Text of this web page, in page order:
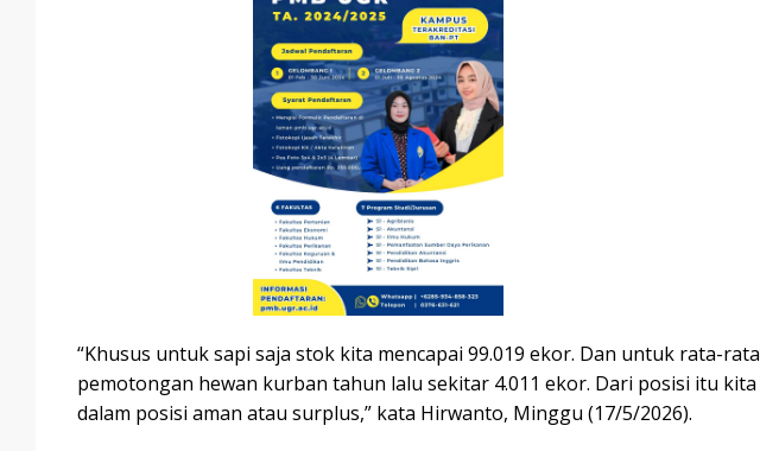
“Khusus untuk sapi saja stok kita mencapai 99.019 ekor. Dan untuk rata-rata
pemotongan hewan kurban tahun lalu sekitar 4.011 ekor. Dari posisi itu kita
dalam posisi aman atau surplus,” kata Hirwanto, Minggu (17/5/2026).